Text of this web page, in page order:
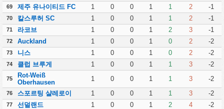
69 제주 유나이티드 FC 1 0 0 1 1 2 -1
70 칼스루허 SC 1 0 0 1 1 2 -1
71 라코브 1 0 0 1 2 3 -1
72 Auckland 1 0 0 1 0 2 -2
73 니스 1 0 0 1 0 2 -2
74 클럽 브루게 1 0 0 1 1 3 -2
75
Rot-Weiß
Oberhausen
1 0 0 1 1 3 -2
76 스포르팅 샬레로이 1 0 0 1 1 3 -2
77 선덜랜드 1 0 0 1 2 4 -2